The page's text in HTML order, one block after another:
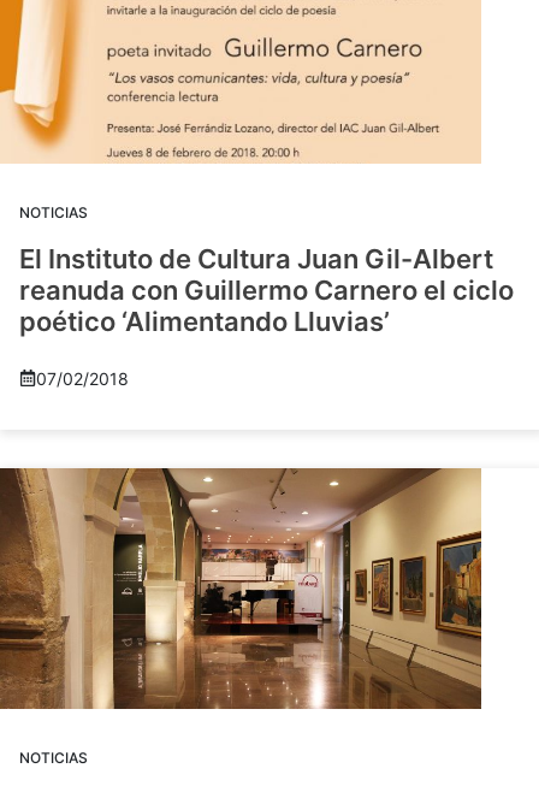
NOTICIAS
El Instituto de Cultura Juan Gil-Albert
reanuda con Guillermo Carnero el ciclo
poético ‘Alimentando Lluvias’
07/02/2018
NOTICIAS